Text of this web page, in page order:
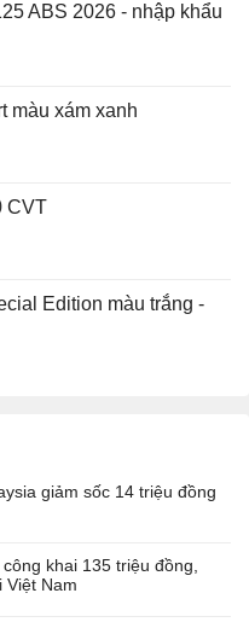
ABS 2026 - nhập khẩu
màu xám xanh
CVT
Edition màu trắng -
giảm sốc 14 triệu đồng
khai 135 triệu đồng,
Việt Nam